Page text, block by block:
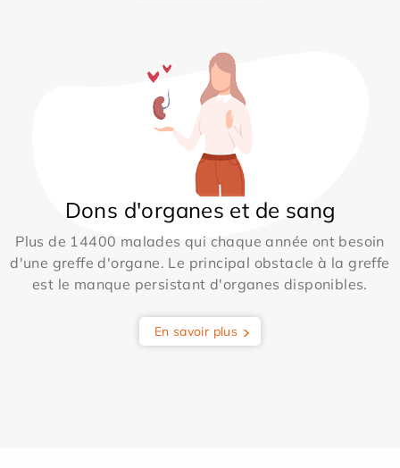
Dons d'organes et de sang
Plus de 14400 malades qui chaque année ont besoin
d'une greffe d'organe. Le principal obstacle à la greffe
est le manque persistant d'organes disponibles.
En savoir plus